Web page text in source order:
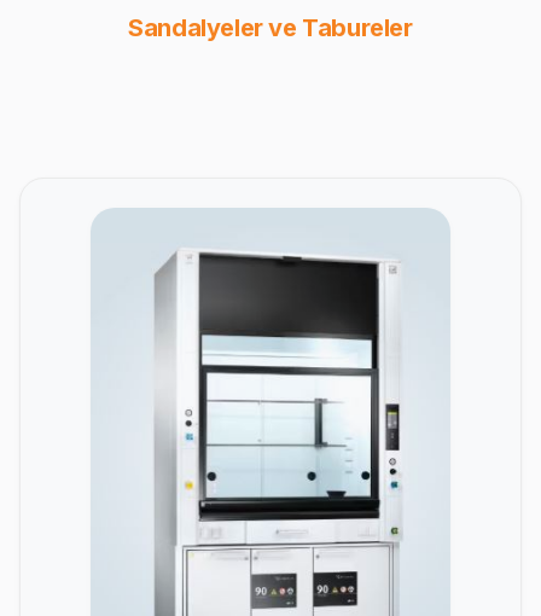
Sandalyeler ve Tabureler